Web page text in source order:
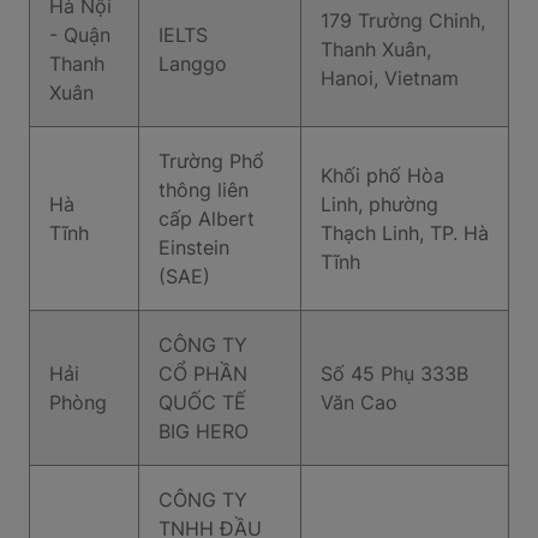
Hà Nội
- Quận
Thanh
Xuân
IELTS
Langgo
179 Trường Chinh,
Thanh Xuân,
Hanoi, Vietnam
Hà
Tĩnh
Trường Phổ
thông liên
cấp Albert
Einstein
(SAE)
Khối phố Hòa
Linh, phường
Thạch Linh, TP. Hà
Tĩnh
Hải
Phòng
CÔNG TY
CỔ PHẦN
QUỐC TẾ
BIG HERO
Số 45 Phụ 333B
Văn Cao
CÔNG TY
TNHH ĐẦU